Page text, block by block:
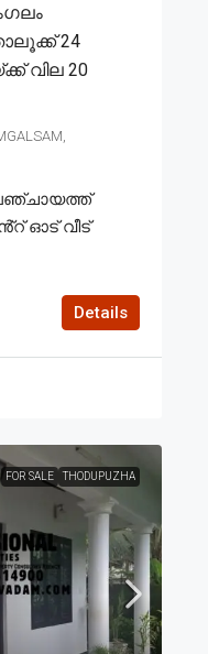
24
വില 20
ഓട് വീട്
Details
FOR SALE THODUPUZHA